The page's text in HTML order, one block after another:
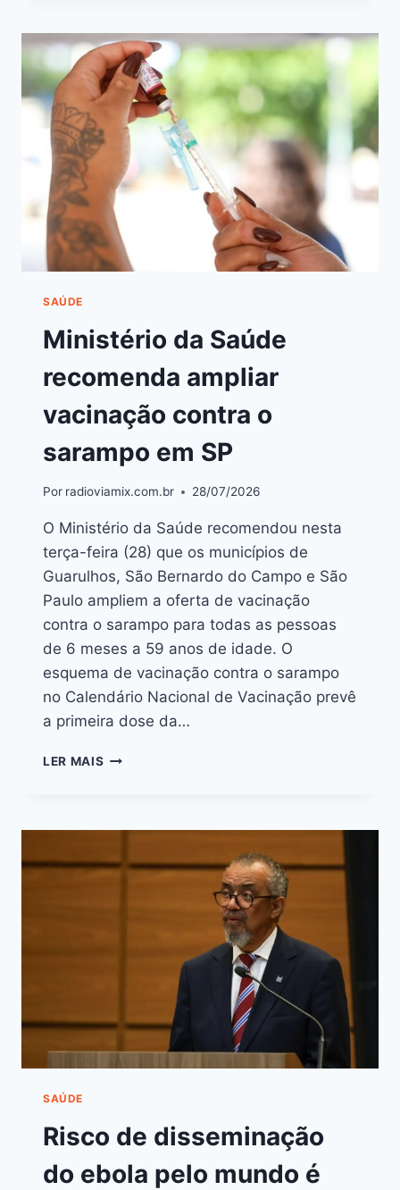
SAÚDE
Ministério da Saúde
recomenda ampliar
vacinação contra o
sarampo em SP
Por radioviamix.com.br 28/07/2026
O Ministério da Saúde recomendou nesta
terça-feira (28) que os municípios de
Guarulhos, São Bernardo do Campo e São
Paulo ampliem a oferta de vacinação
contra o sarampo para todas as pessoas
de 6 meses a 59 anos de idade. O
esquema de vacinação contra o sarampo
no Calendário Nacional de Vacinação prevê
a primeira dose da…
LER MAIS
SAÚDE
Risco de disseminação
do ebola pelo mundo é